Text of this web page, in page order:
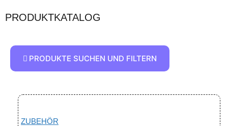
PRODUKTKATALOG
PRODUKTE SUCHEN UND FILTERN
ZUBEHÖR